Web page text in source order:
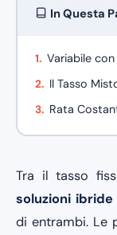
In Questa
Variabile
Il Tasso
Rata
Tra il tasso
soluzioni ibride
di entrambi. Le